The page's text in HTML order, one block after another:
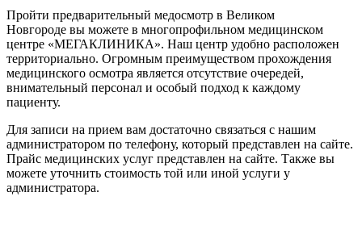
Пройти предварительный медосмотр в Великом
Новгороде вы можете в многопрофильном медицинском
центре «МЕГАКЛИНИКА». Наш центр удобно расположен
территориально. Огромным преимуществом прохождения
медицинского осмотра является отсутствие очередей,
внимательный персонал и особый подход к каждому
пациенту.
Для записи на прием вам достаточно связаться с нашим
администратором по телефону, который представлен на сайте.
Прайс медицинских услуг представлен на сайте. Также вы
можете уточнить стоимость той или иной услуги у
администратора.